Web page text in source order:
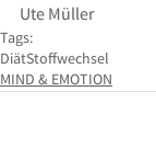
Ute Müller
Tags:
DiätStoffwechsel
MIND & EMOTION